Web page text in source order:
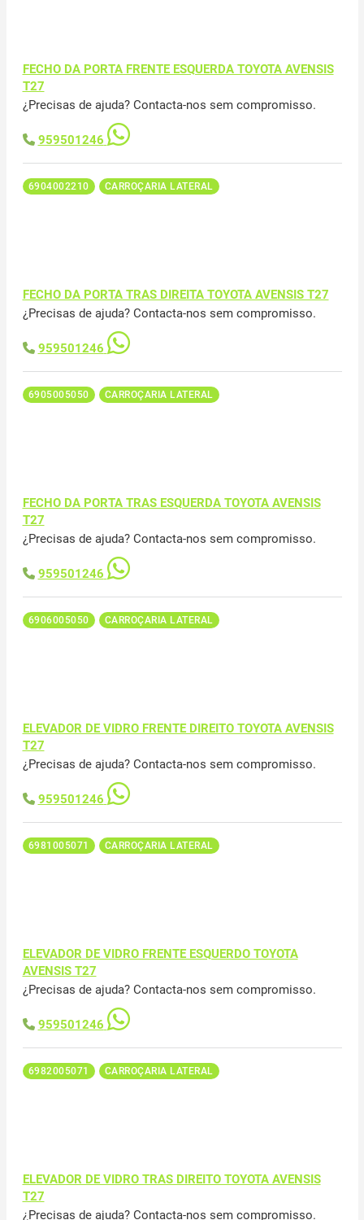
FECHO DA PORTA FRENTE ESQUERDA TOYOTA AVENSIS
T27
¿Precisas de ajuda? Contacta-nos sem compromisso.
959501246
6904002210 CARROÇARIA LATERAL
FECHO DA PORTA TRAS DIREITA TOYOTA AVENSIS T27
¿Precisas de ajuda? Contacta-nos sem compromisso.
959501246
6905005050 CARROÇARIA LATERAL
FECHO DA PORTA TRAS ESQUERDA TOYOTA AVENSIS
T27
¿Precisas de ajuda? Contacta-nos sem compromisso.
959501246
6906005050 CARROÇARIA LATERAL
ELEVADOR DE VIDRO FRENTE DIREITO TOYOTA AVENSIS
T27
¿Precisas de ajuda? Contacta-nos sem compromisso.
959501246
6981005071 CARROÇARIA LATERAL
ELEVADOR DE VIDRO FRENTE ESQUERDO TOYOTA
AVENSIS T27
¿Precisas de ajuda? Contacta-nos sem compromisso.
959501246
6982005071 CARROÇARIA LATERAL
ELEVADOR DE VIDRO TRAS DIREITO TOYOTA AVENSIS
T27
¿Precisas de ajuda? Contacta-nos sem compromisso.